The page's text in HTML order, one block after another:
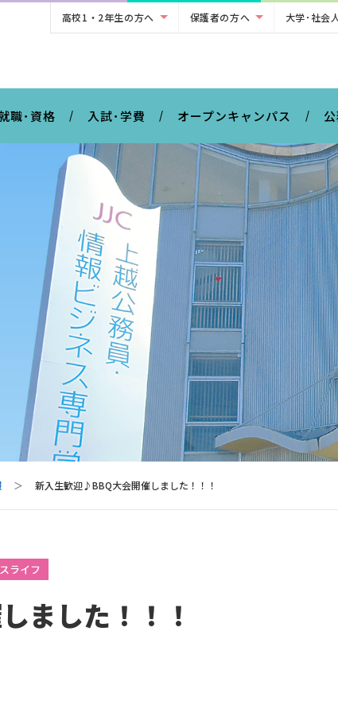
高校1・2年生の方へ 保護者の方へ 大学･社会
職･資格 入試･学費 オープンキャンパス
新入生歓迎♪BBQ大会開催しました！！！
ライフ
ました！！！